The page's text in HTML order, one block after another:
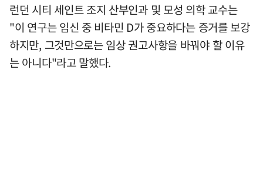
런던 시티 세인트 조지 산부인과 및 모성 의학 교수는
"이 연구는 임신 중 비타민 D가 중요하다는 증거를 보강
하지만, 그것만으로는 임상 권고사항을 바꿔야 할 이유
는 아니다"라고 말했다.